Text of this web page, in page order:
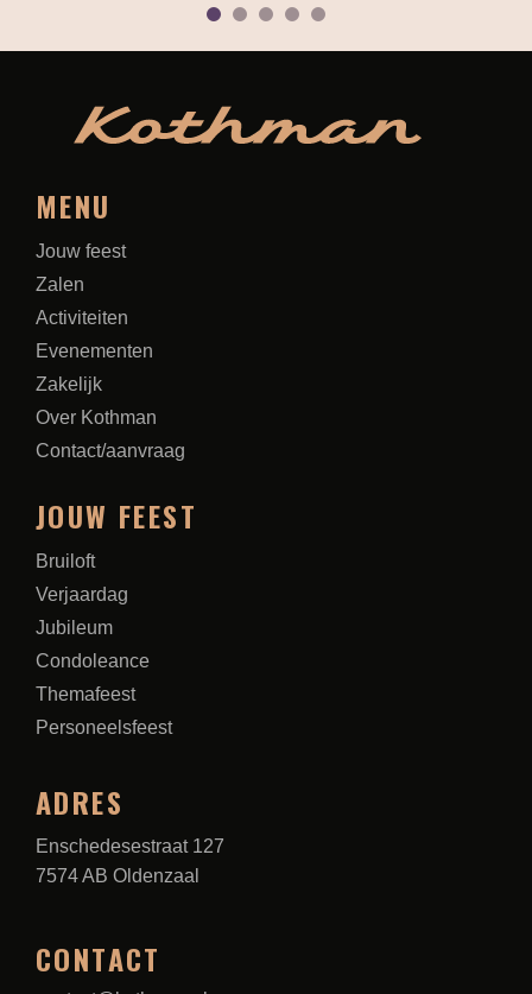
MENU
Jouw feest
Zalen
Activiteiten
Evenementen
Zakelijk
Over Kothman
Contact/aanvraag
JOUW FEEST
Bruiloft
Verjaardag
Jubileum
Condoleance
Themafeest
Personeelsfeest
ADRES
Enschedesestraat 127
7574 AB Oldenzaal
CONTACT